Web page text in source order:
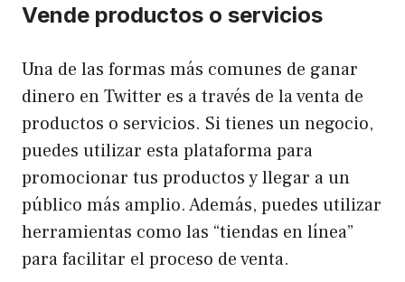
Vende productos o servicios
Una de las formas más comunes de ganar
dinero en Twitter es a través de la venta de
productos o servicios. Si tienes un negocio,
puedes utilizar esta plataforma para
promocionar tus productos y llegar a un
público más amplio. Además, puedes utilizar
herramientas como las “tiendas en línea”
para facilitar el proceso de venta.